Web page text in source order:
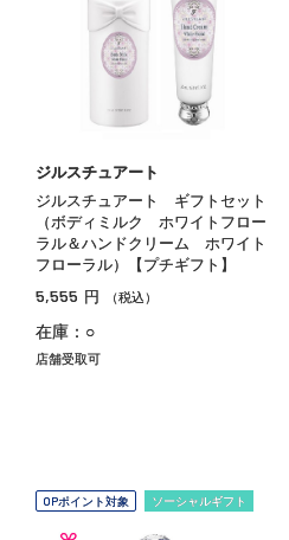
ジルスチュアート
ジルスチュアート ギフトセット
（ボディミルク ホワイトフロー
ラル＆ハンドクリーム ホワイト
フローラル）【プチギフト】
5,555 円 （税込）
在庫：○
店舗受取可
OPポイント対象 ソーシャルギフト